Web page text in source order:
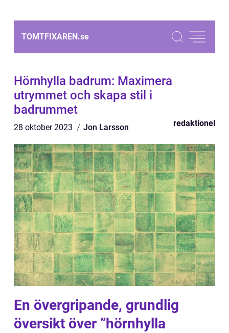
TOMTFIXAREN.se
Hörnhylla badrum: Maximera
utrymmet och skapa stil i
badrummet
28 oktober 2023 Jon Larsson redaktionel
En övergripande, grundlig
översikt över ”hörnhylla